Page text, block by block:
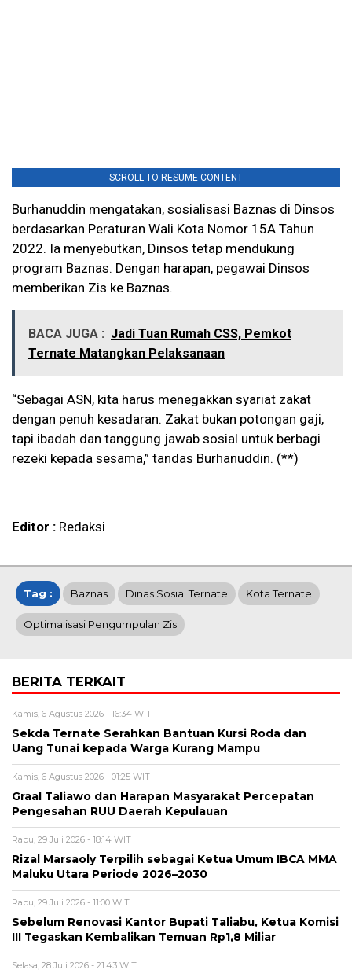
SCROLL TO RESUME CONTENT
Burhanuddin mengatakan, sosialisasi Baznas di Dinsos
berdasarkan Peraturan Wali Kota Nomor 15A Tahun
2022. Ia menyebutkan, Dinsos tetap mendukung
program Baznas. Dengan harapan, pegawai Dinsos
memberikan Zis ke Baznas.
BACA JUGA : Jadi Tuan Rumah CSS, Pemkot
Ternate Matangkan Pelaksanaan
“Sebagai ASN, kita harus menegakkan syariat zakat
dengan penuh kesadaran. Zakat bukan potongan gaji,
tapi ibadah dan tanggung jawab sosial untuk berbagi
rezeki kepada sesama,” tandas Burhanuddin. (**)
Editor : Redaksi
Tag : Baznas Dinas Sosial Ternate Kota Ternate
Optimalisasi Pengumpulan Zis
BERITA TERKAIT
Kamis, 6 Agustus 2026 - 16:34 WIT
Sekda Ternate Serahkan Bantuan Kursi Roda dan
Uang Tunai kepada Warga Kurang Mampu
Kamis, 6 Agustus 2026 - 01:25 WIT
Graal Taliawo dan Harapan Masyarakat Percepatan
Pengesahan RUU Daerah Kepulauan
Rabu, 29 Juli 2026 - 18:14 WIT
Rizal Marsaoly Terpilih sebagai Ketua Umum IBCA MMA
Maluku Utara Periode 2026–2030
Rabu, 29 Juli 2026 - 11:00 WIT
Sebelum Renovasi Kantor Bupati Taliabu, Ketua Komisi
III Tegaskan Kembalikan Temuan Rp1,8 Miliar
Selasa, 28 Juli 2026 - 21:43 WIT